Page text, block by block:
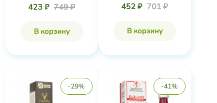
423 ₽ 749 ₽
В корзину
452 ₽ 701 ₽
В корзину
-29% -41%